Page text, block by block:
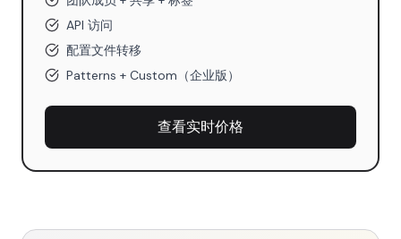
API 访问
配置文件转移
Patterns + Custom（企业版）
查看实时价格